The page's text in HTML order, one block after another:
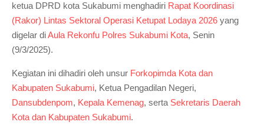
ketua DPRD kota Sukabumi menghadiri Rapat Koordinasi
(Rakor) Lintas Sektoral Operasi Ketupat Lodaya 2026 yang
digelar diAula Rekonfu Polres Sukabumi Kota, Senin
(9/3/2025).
Kegiatan ini dihadiri oleh unsur Forkopimda Kota dan
Kabupaten Sukabumi, Ketua Pengadilan Negeri,
Dansubdenpom, Kepala Kemenag, serta Sekretaris Daerah
Kota dan Kabupaten Sukabumi.